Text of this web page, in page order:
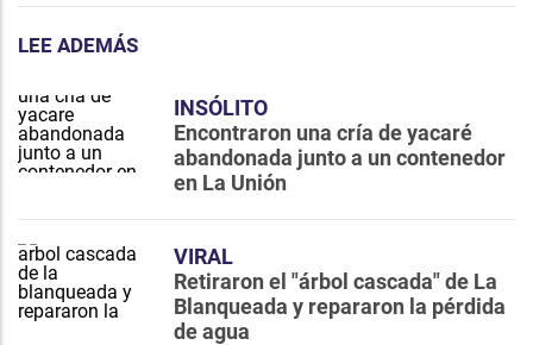
LEE ADEMÁS
INSÓLITO
Encontraron una cría de yacaré
abandonada junto a un contenedor
en La Unión
VIRAL
Retiraron el "árbol cascada" de La
Blanqueada y repararon la pérdida
de agua